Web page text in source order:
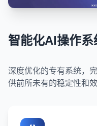
智能化AI操作
深度优化的专有系统，
供前所未有的稳定性和效